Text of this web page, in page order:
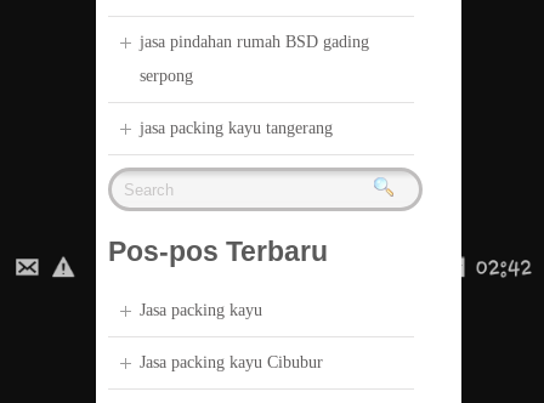
jasa pindahan rumah BSD gading
serpong
jasa packing kayu tangerang
Pos-pos Terbaru
Jasa packing kayu
Jasa packing kayu Cibubur